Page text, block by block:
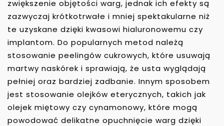
zwiększenie objętości warg, jednak ich efekty są
zazwyczaj krótkotrwałe i mniej spektakularne niż
te uzyskane dzięki kwasowi hialuronowemu czy
implantom. Do popularnych metod należą
stosowanie peelingów cukrowych, które usuwają
martwy naskórek i sprawiają, że usta wyglądają
pełniej oraz bardziej zadbanie. Innym sposobem
jest stosowanie olejków eterycznych, takich jak
olejek miętowy czy cynamonowy, które mogą
powodować delikatne opuchnięcie warg dzięki